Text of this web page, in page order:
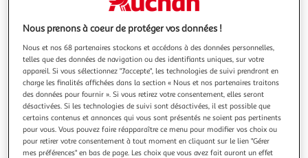
4.5 (61)
Nous prenons à coeur de protéger vos données !
Nous et nos 68 partenaires stockons et accédons à des données personnelles,
telles que des données de navigation ou des identifiants uniques, sur votre
appareil. Si vous sélectionnez "J'accepte", les technologies de suivi prendront en
charge les finalités affichées dans la section « Nous et nos partenaires traitons
des données pour fournir ». Si vous retirez votre consentement, elles seront
désactivées. Si les technologies de suivi sont désactivées, il est possible que
certains contenus et annonces qui vous sont présentés ne soient pas pertinents
pour vous. Vous pouvez faire réapparaître ce menu pour modifier vos choix ou
pour retirer votre consentement à tout moment en cliquant sur le lien "Gérer
mes préférences" en bas de page. Les choix que vous avez fait auront un effet